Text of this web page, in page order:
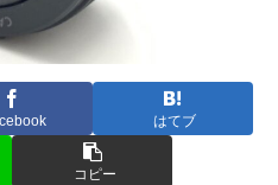
はてブ
コピー